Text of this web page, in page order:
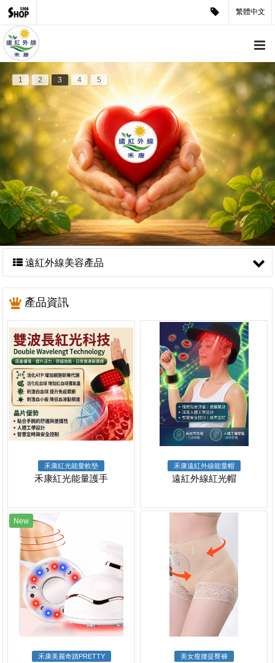
繁體中文
1 2 3 4 5
遠紅外線美容產品
產品資訊
禾康紅光能量軟墊
禾康紅光能量護手
禾康遠紅外線能量帽
遠紅外線紅光帽
New
禾康美麗奇蹟PRETTY 美女瘦腰提臀褲